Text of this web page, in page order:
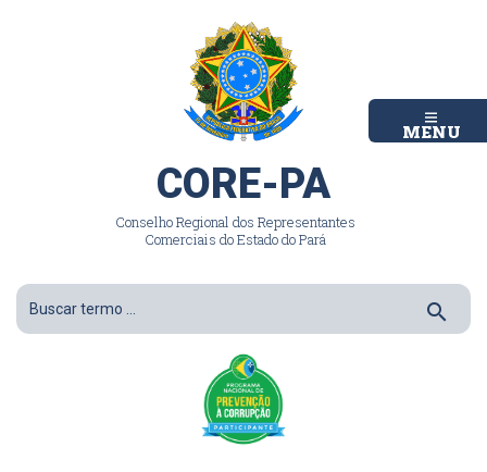
MENU
CORE-PA
Conselho Regional dos Representantes
Comerciais do Estado do Pará
search